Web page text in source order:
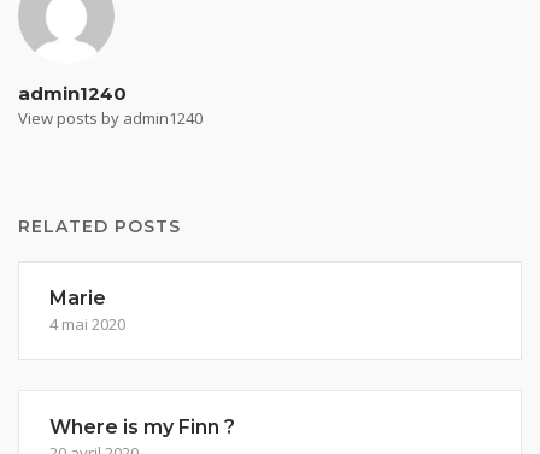
admin1240
View posts by admin1240
RELATED POSTS
Marie
4 mai 2020
Where is my Finn ?